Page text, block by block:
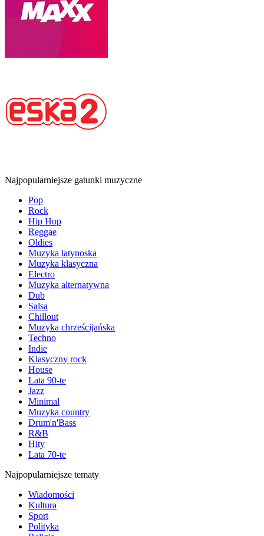
Najpopularniejsze gatunki muzyczne
Pop
Rock
Hip Hop
Reggae
Oldies
Muzyka latynoska
Muzyka klasyczna
Electro
Muzyka alternatywna
Dub
Salsa
Chillout
Muzyka chrześcijańska
Techno
Indie
Klasyczny rock
House
Lata 90-te
Jazz
Minimal
Muzyka country
Drum'n'Bass
R&B
Hity
Lata 70-te
Najpopularniejsze tematy
Wiadomości
Kultura
Sport
Polityka